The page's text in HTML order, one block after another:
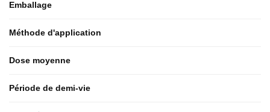
Emballage
Méthode d'application
Dose moyenne
Période de demi-vie